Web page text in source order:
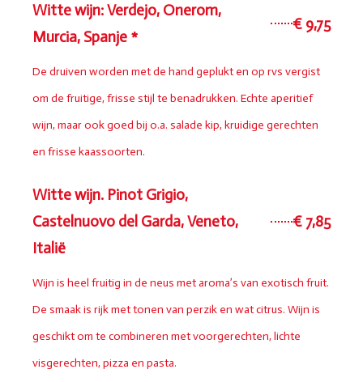
Witte wijn: Verdejo, Onerom,
Murcia, Spanje *
€ 9,75
De druiven worden met de hand geplukt en op rvs vergist
om de fruitige, frisse stijl te benadrukken. Echte aperitief
wijn, maar ook goed bij o.a. salade kip, kruidige gerechten
en frisse kaassoorten.
Witte wijn. Pinot Grigio,
Castelnuovo del Garda, Veneto,
Italië
€ 7,85
Wijn is heel fruitig in de neus met aroma’s van exotisch fruit.
De smaak is rijk met tonen van perzik en wat citrus. Wijn is
geschikt om te combineren met voorgerechten, lichte
visgerechten, pizza en pasta.